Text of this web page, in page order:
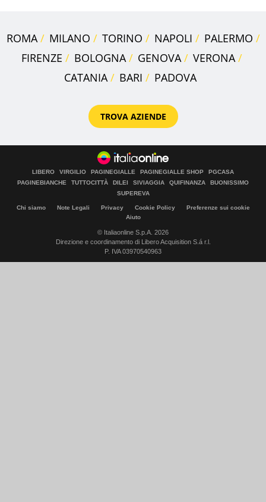
ROMA MILANO TORINO NAPOLI
PALERMO
FIRENZE
BOLOGNA GENOVA
VERONA
CATANIA
BARI PADOVA
TROVA AZIENDE
LIBERO VIRGILIO PAGINEGIALLE PAGINEGIALLE SHOP
PGCASA
PAGINEBIANCHE
TUTTOCITTÀ DILEI SIVIAGGIA QUIFINANZA
BUONISSIMO
SUPEREVA
Chi siamo Note Legali Privacy Cookie Policy
Preferenze sui cookie
Aiuto
© Italiaonline S.p.A. 2026
Direzione e coordinamento di Libero Acquisition S.á r.l.
P. IVA 03970540963